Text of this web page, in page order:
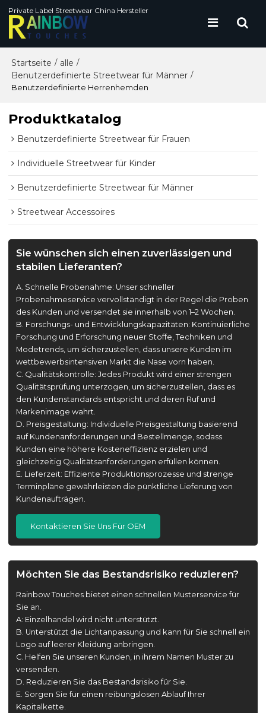
Private Label Streetwear China Hersteller
Startseite / alle /
Benutzerdefinierte Streetwear für Männer /
Benutzerdefinierte Herrenhemden
Produktkatalog
Benutzerdefinierte Streetwear für Frauen
Individuelle Streetwear für Kinder
Benutzerdefinierte Streetwear für Männer
Streetwear Accessoires
Sie wünschen sich einen zuverlässigen und
stabilen Lieferanten?
A. Schnelle Probenahme: Unser schneller
Probenahmeservice vervollständigt in der Regel die Proben
des Kunden und versendet sie innerhalb von 1–2 Wochen.
B. Forschungs- und Entwicklungskapazitäten: Kontinuierliche
Forschung und Erforschung neuer Stoffe, Techniken und
Modetrends, um sicherzustellen, dass unsere Kunden im
wettbewerbsintensiven Markt die Nase vorn haben.
C. Qualitätskontrolle: Jedes Produkt wird einer strengen
Qualitätsprüfung unterzogen, um sicherzustellen, dass es
den Kundenstandards entspricht und deren Ruf und
Markenimage wahrt.
D. Preisgestaltung: Individuelle Preisgestaltung basierend
auf Kundenanforderungen und Bestellmenge, sodass
Kunden eine höhere Kosteneffizienz erzielen und
gleichzeitig Qualitätsanforderungen erfüllen können.
E. Lieferzeit: Effiziente Produktionsprozesse und strenge
Terminpläne gewährleisten die pünktliche Lieferung von
Kundenaufträgen.
Kontaktieren Sie Uns Für OEM
Möchten Sie das Bestandsrisiko reduzieren?
Rainbow Touches bietet einen schnellen Musterservice für
Sie an.
A: Einzelhandel wird nicht unterstützt.
B. Unterstützt die Lichtanpassung und kann für Sie schnell ein
Logo auf leerer Kleidung anbringen.
C. Helfen Sie unseren Kunden, in ihrem Namen Muster zu
versenden.
D. Reduzieren Sie das Bestandsrisiko für Sie.
E. Sorgen Sie für einen reibungslosen Ablauf Ihrer
Kapitalkette.